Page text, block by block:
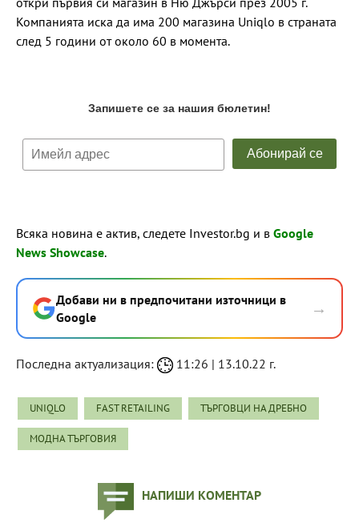
Компанията иска да има 200 магазина Uniqlo в страната
след 5 години от около 60 в момента.
Всяка новина е актив, следете Investor.bg и в Google
News Showcase.
Добави ни в предпочитани източници в
Google
→
Последна актуализация: 11:26 | 13.10.22 г.
UNIQLO FAST RETAILING ТЪРГОВЦИ НА ДРЕБНО
МОДНА ТЪРГОВИЯ
НАПИШИ КОМЕНТАР